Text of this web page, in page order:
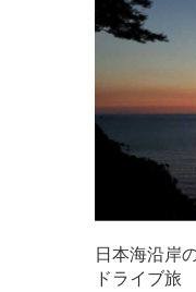
日本海沿岸
ドライブ旅